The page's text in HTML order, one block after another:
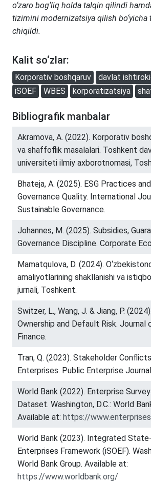
o‘zaro bog‘liq holda talqin qilindi
tizimini modernizatsiya qilish bo‘yicha
chiqildi.
Kalit so‘zlar:
Korporativ boshqaruv
davlat
iSOEF
WBES korporatizatsiya
Bibliografik manbalar
Akramova, A. (2022). Korporativ
va shaffoflik masalalari. Toshkent
universiteti ilmiy axborotnomasi,
Bhateja, A. (2025). ESG Practices
Governance Quality. International
Sustainable Governance.
Johannes, M. (2025). Subsidies,
Governance Discipline. Corporate
Mamatqulova, D. (2024).
amaliyotlarining shakllanishi va
jurnali, Toshkent.
Switzer, L., Wang, J. & Jiang, P.
Ownership and Default Risk. Journal
Finance.
Tran, Q. (2023). Stakeholder
Enterprises. Public Enterprise
World Bank (2022). Enterprise
Dataset. Washington, D.C.: World
Available at: https://
World Bank (2023). Integrated
Enterprises Framework (iSOEF).
World Bank Group. Available at:
https://www.worldbank.org/